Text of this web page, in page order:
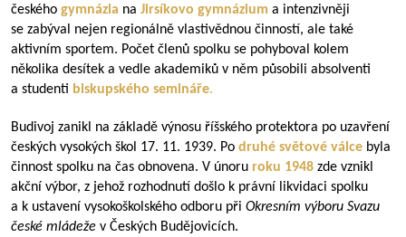
českého gymnázia na Jirsíkovo gymnázium a intenzivněji
se zabýval nejen regionálně vlastivědnou činností, ale také
aktivním sportem. Počet členů spolku se pohyboval kolem
několika desítek a vedle akademiků v něm působili absolventi
a studenti biskupského semináře.
Budivoj zanikl na základě výnosu říšského protektora po uzavření
českých vysokých škol 17. 11. 1939. Po druhé světové válce byla
činnost spolku na čas obnovena. V únoru roku 1948 zde vznikl
akční výbor, z jehož rozhodnutí došlo k právní likvidaci spolku
a k ustavení vysokoškolského odboru při Okresním výboru Svazu
české mládeže v Českých Budějovicích.